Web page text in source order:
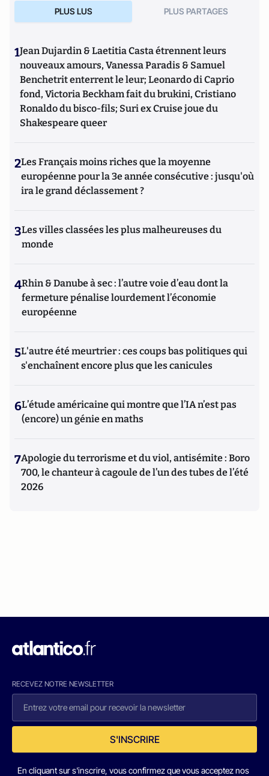
PLUS LUS PLUS PARTAGES
1Jean Dujardin & Laetitia Casta étrennent leurs
nouveaux amours, Vanessa Paradis & Samuel
Benchetrit enterrent le leur; Leonardo di Caprio
fond, Victoria Beckham fait du brukini, Cristiano
Ronaldo du bisco-fils; Suri ex Cruise joue du
Shakespeare queer
2Les Français moins riches que la moyenne
européenne pour la 3e année consécutive : jusqu'où
ira le grand déclassement ?
3Les villes classées les plus malheureuses du
monde
4Rhin & Danube à sec : l’autre voie d’eau dont la
fermeture pénalise lourdement l’économie
européenne
5L'autre été meurtrier : ces coups bas politiques qui
s'enchaînent encore plus que les canicules
6L’étude américaine qui montre que l’IA n’est pas
(encore) un génie en maths
7Apologie du terrorisme et du viol, antisémite : Boro
700, le chanteur à cagoule de l’un des tubes de l’été
2026
RECEVEZ NOTRE NEWSLETTER
S'INSCRIRE
En cliquant sur s'inscrire, vous confirmez que vous acceptez nos